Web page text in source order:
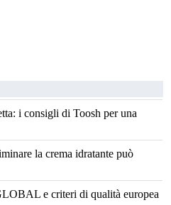
i consigli di Toosh per una
la crema idratante può
e criteri di qualità europea